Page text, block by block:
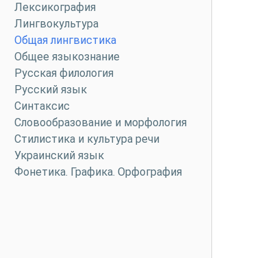
Лексикография
Лингвокультура
Общая лингвистика
Общее языкознание
Русская филология
Русский язык
Синтаксис
Словообразование и морфология
Стилистика и культура речи
Украинский язык
Фонетика. Графика. Орфография